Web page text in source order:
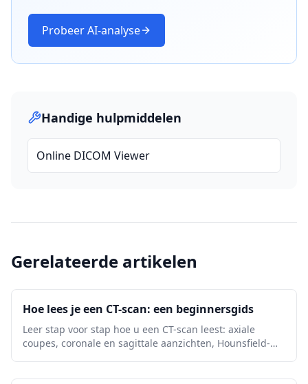
Probeer AI-analyse
Handige hulpmiddelen
Online DICOM Viewer
Gerelateerde artikelen
Hoe lees je een CT-scan: een beginnersgids
Leer stap voor stap hoe u een CT-scan leest: axiale
coupes, coronale en sagittale aanzichten, Hounsfield-